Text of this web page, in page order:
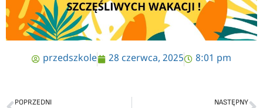
przedszkole 28 czerwca, 2025 8:01 pm
POPRZEDNI NASTĘPNY